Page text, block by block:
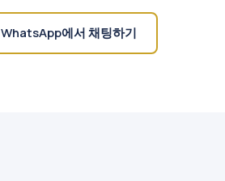
WhatsApp에서 채팅하기